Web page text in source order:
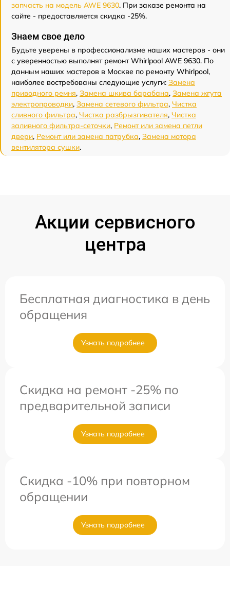
запчасть на модель AWE 9630. При заказе ремонта на
сайте - предоставляется скидка -25%.
Знаем свое дело
Будьте уверены в профессионализме наших мастеров - они
с уверенностью выполнят ремонт Whirlpool AWE 9630. По
данным наших мастеров в Москве по ремонту Whirlpool,
наиболее востребованы следующие услуги: Замена
приводного ремня, Замена шкива барабана, Замена жгута
электропроводки, Замена сетевого фильтра, Чистка
сливного фильтра, Чистка разбрызгивателя, Чистка
заливного фильтра-сеточки, Ремонт или замена петли
двери, Ремонт или замена патрубка, Замена мотора
вентилятора сушки.
Акции сервисного
центра
Бесплатная диагностика в день
обращения
Узнать подробнее
Скидка на ремонт -25% по
предварительной записи
Узнать подробнее
Скидка -10% при повторном
обращении
Узнать подробнее